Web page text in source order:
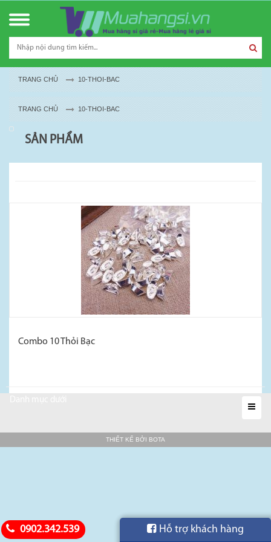
TRANG CHỦ 10-THOI-BAC
TRANG CHỦ 10-THOI-BAC
SẢN PHẨM
Combo 10 Thỏi Bạc
THIẾT KẾ BỞI BOTA
Hỗ trợ khách hàng
0902.342.539